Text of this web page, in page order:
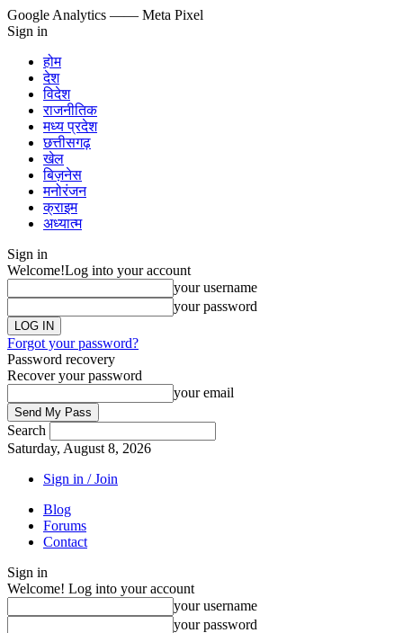
Google Analytics —— Meta Pixel
Sign in
होम
देश
विदेश
राजनीतिक
मध्य प्रदेश
छत्तीसगढ़
खेल
बिज़नेस
मनोरंजन
क्राइम
अध्यात्म
Sign in
Welcome!Log into your account
your username
your password
Forgot your password?
Password recovery
Recover your password
your email
Search
Saturday, August 8, 2026
Sign in / Join
Blog
Forums
Contact
Sign in
Welcome! Log into your account
your username
your password